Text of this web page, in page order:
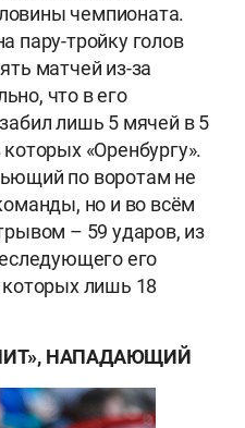
чемпионата.
пару-тройку голов
матчей из-за
что в его
лишь 5 мячей в 5
«Оренбургу».
по воротам не
но и во всём
– 59 ударов, из
его
лишь 18
НАПАДАЮЩИЙ